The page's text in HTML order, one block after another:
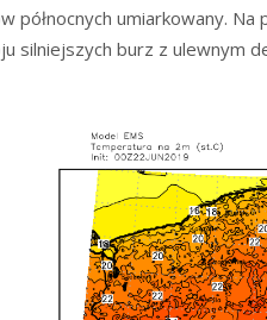
północnych umiarkowany.
silniejszych burz z ulewnym